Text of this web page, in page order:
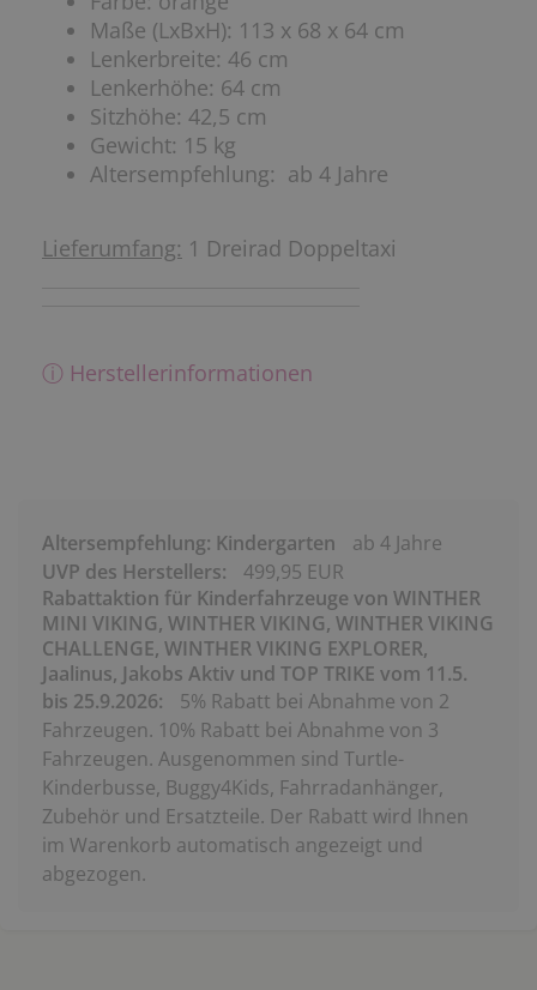
Maße (LxBxH): 113 x 68 x 64 cm
Lenkerbreite: 46 cm
Lenkerhöhe: 64 cm
Sitzhöhe: 42,5 cm
Gewicht: 15 kg
Altersempfehlung: ab 4 Jahre
Lieferumfang: 1 Dreirad Doppeltaxi
ⓘ Herstellerinformationen
Altersempfehlung: Kindergarten
ab 4 Jahre
UVP des Herstellers:
499,95 EUR
Rabattaktion für Kinderfahrzeuge von WINTHER
MINI VIKING, WINTHER VIKING, WINTHER VIKING
CHALLENGE, WINTHER VIKING EXPLORER,
Jaalinus, Jakobs Aktiv und TOP TRIKE vom 11.5.
bis 25.9.2026:
5% Rabatt bei Abnahme von 2
Fahrzeugen. 10% Rabatt bei Abnahme von 3
Fahrzeugen. Ausgenommen sind Turtle-
Kinderbusse, Buggy4Kids, Fahrradanhänger,
Zubehör und Ersatzteile. Der Rabatt wird Ihnen
im Warenkorb automatisch angezeigt und
abgezogen.